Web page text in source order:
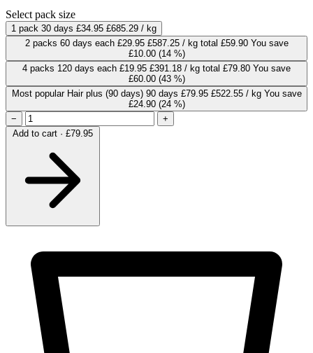
Select pack size
1 pack 30 days £34.95 £685.29 / kg
2 packs 60 days each £29.95 £587.25 / kg total £59.90 You save
£10.00 (14 %)
4 packs 120 days each £19.95 £391.18 / kg total £79.80 You save
£60.00 (43 %)
Most popular Hair plus (90 days) 90 days £79.95 £522.55 / kg You save
£24.90 (24 %)
−
+
Add to cart · £79.95